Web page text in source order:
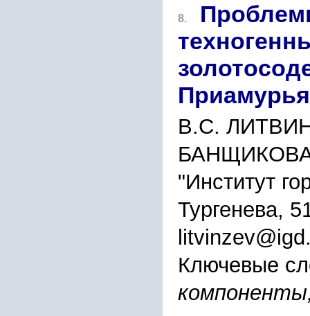
8.
Приамурья
В.С.
"Институт
Тургенева,
Ключевые